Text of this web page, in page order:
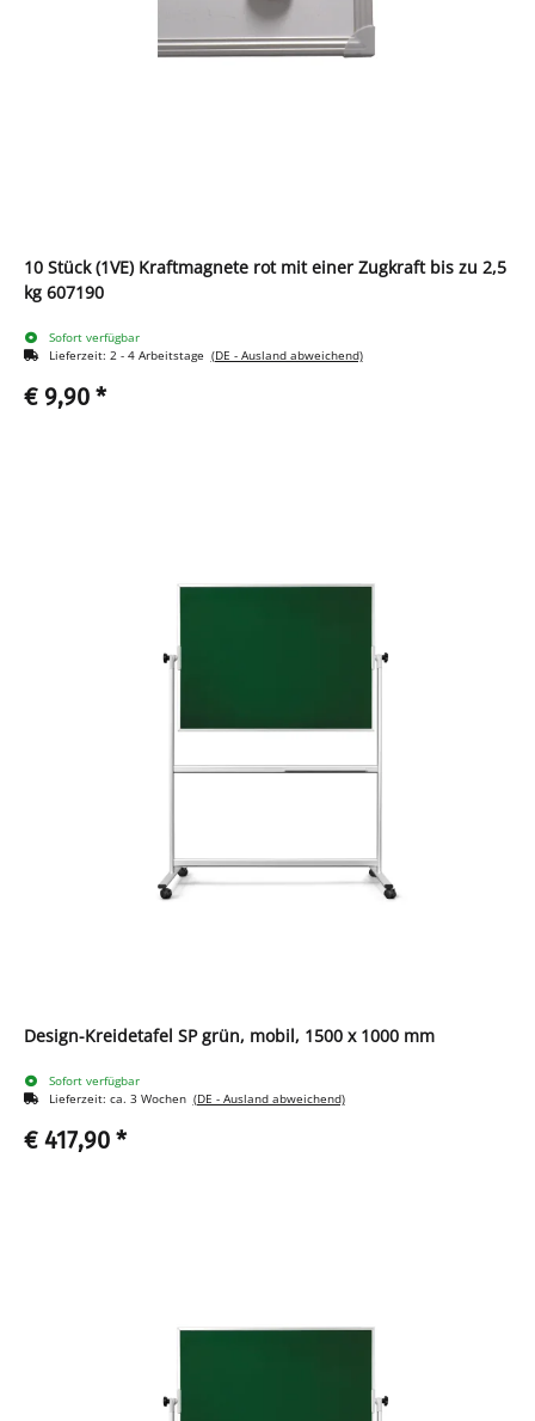
10 Stück (1VE) Kraftmagnete rot mit einer Zugkraft bis zu 2,5
kg 607190
Sofort verfügbar
Lieferzeit: 2 - 4 Arbeitstage (DE - Ausland abweichend)
€ 9,90 *
Design-Kreidetafel SP grün, mobil, 1500 x 1000 mm
Sofort verfügbar
Lieferzeit: ca. 3 Wochen (DE - Ausland abweichend)
€ 417,90 *